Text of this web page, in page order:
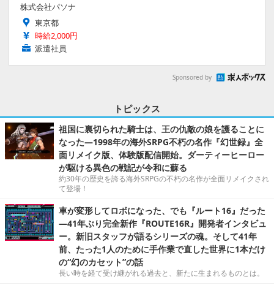
株式会社パソナ
東京都
時給2,000円
派遣社員
Sponsored by
トピックス
祖国に裏切られた騎士は、王の仇敵の娘を護ることに
なった―1998年の海外SRPG不朽の名作『幻世録』全
面リメイク版、体験版配信開始。ダーティーヒーロー
が駆ける異色の戦記が令和に蘇る
約30年の歴史を誇る海外SRPGの不朽の名作が全面リメイクされ
て登場！
車が変形してロボになった、でも『ルート16』だった
―41年ぶり完全新作『ROUTE16R』開発者インタビュ
ー。新旧スタッフが語るシリーズの魂。そして41年
前、たった1人のために手作業で直した世界に1本だけ
の“幻のカセット”の話
長い時を経て受け継がれる過去と、新たに生まれるものとは。